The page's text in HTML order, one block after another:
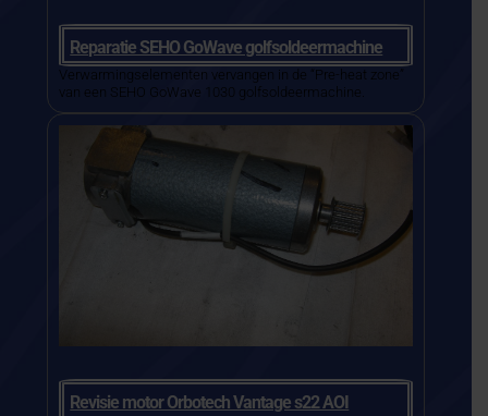
Reparatie SEHO GoWave golfsoldeermachine
Verwarmingselementen vervangen in de “Pre-heat zone”
van een SEHO GoWave 1030 golfsoldeermachine.
Revisie motor Orbotech Vantage s22 AOI